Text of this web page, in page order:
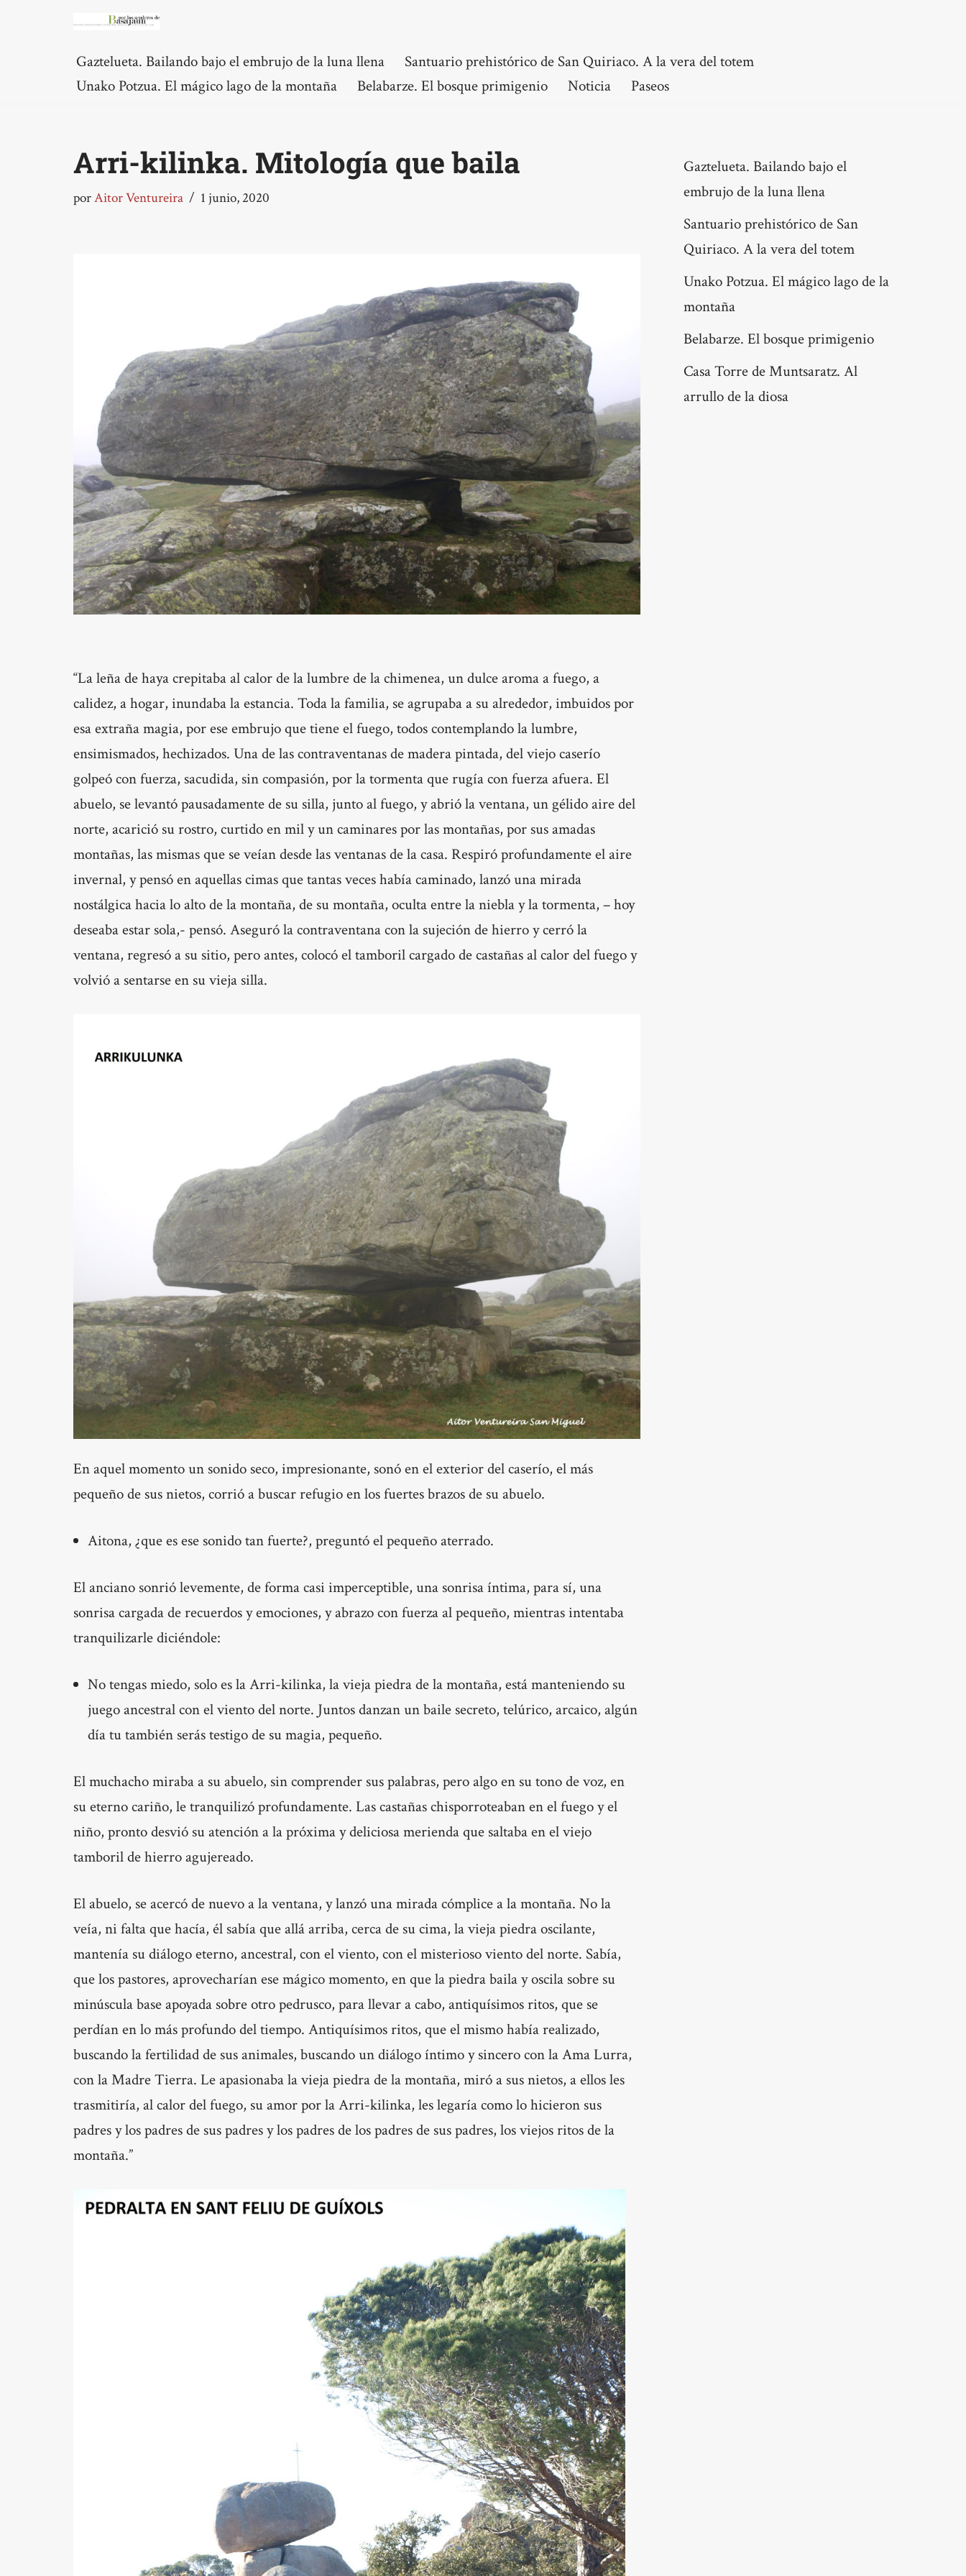
Gaztelueta. Bailando bajo el embrujo de la luna llena
Santuario prehistórico de San Quiriaco. A la vera del totem
Unako Potzua. El mágico lago de la montaña
Belabarze. El bosque primigenio Noticia Paseos
Arri-kilinka. Mitología que baila
porAitor Ventureira 1 junio, 2020
“La leña de haya crepitaba al calor de la lumbre de la chimenea, un dulce aroma a fuego, a
calidez, a hogar, inundaba la estancia. Toda la familia, se agrupaba a su alrededor, imbuidos por
esa extraña magia, por ese embrujo que tiene el fuego, todos contemplando la lumbre,
ensimismados, hechizados. Una de las contraventanas de madera pintada, del viejo caserío
golpeó con fuerza, sacudida, sin compasión, por la tormenta que rugía con fuerza afuera. El
abuelo, se levantó pausadamente de su silla, junto al fuego, y abrió la ventana, un gélido aire del
norte, acarició su rostro, curtido en mil y un caminares por las montañas, por sus amadas
montañas, las mismas que se veían desde las ventanas de la casa. Respiró profundamente el aire
invernal, y pensó en aquellas cimas que tantas veces había caminado, lanzó una mirada
nostálgica hacia lo alto de la montaña, de su montaña, oculta entre la niebla y la tormenta, – hoy
deseaba estar sola,- pensó. Aseguró la contraventana con la sujeción de hierro y cerró la
ventana, regresó a su sitio, pero antes, colocó el tamboril cargado de castañas al calor del fuego y
volvió a sentarse en su vieja silla.
En aquel momento un sonido seco, impresionante, sonó en el exterior del caserío, el más
pequeño de sus nietos, corrió a buscar refugio en los fuertes brazos de su abuelo.
Aitona, ¿que es ese sonido tan fuerte?, preguntó el pequeño aterrado.
El anciano sonrió levemente, de forma casi imperceptible, una sonrisa íntima, para sí, una
sonrisa cargada de recuerdos y emociones, y abrazo con fuerza al pequeño, mientras intentaba
tranquilizarle diciéndole:
No tengas miedo, solo es la Arri-kilinka, la vieja piedra de la montaña, está manteniendo su
juego ancestral con el viento del norte. Juntos danzan un baile secreto, telúrico, arcaico, algún
día tu también serás testigo de su magia, pequeño.
El muchacho miraba a su abuelo, sin comprender sus palabras, pero algo en su tono de voz, en
su eterno cariño, le tranquilizó profundamente. Las castañas chisporroteaban en el fuego y el
niño, pronto desvió su atención a la próxima y deliciosa merienda que saltaba en el viejo
tamboril de hierro agujereado.
El abuelo, se acercó de nuevo a la ventana, y lanzó una mirada cómplice a la montaña. No la
veía, ni falta que hacía, él sabía que allá arriba, cerca de su cima, la vieja piedra oscilante,
mantenía su diálogo eterno, ancestral, con el viento, con el misterioso viento del norte. Sabía,
que los pastores, aprovecharían ese mágico momento, en que la piedra baila y oscila sobre su
minúscula base apoyada sobre otro pedrusco, para llevar a cabo, antiquísimos ritos, que se
perdían en lo más profundo del tiempo. Antiquísimos ritos, que el mismo había realizado,
buscando la fertilidad de sus animales, buscando un diálogo íntimo y sincero con la Ama Lurra,
con la Madre Tierra. Le apasionaba la vieja piedra de la montaña, miró a sus nietos, a ellos les
trasmitiría, al calor del fuego, su amor por la Arri-kilinka, les legaría como lo hicieron sus
padres y los padres de sus padres y los padres de los padres de sus padres, los viejos ritos de la
montaña.”
Gaztelueta. Bailando bajo el
embrujo de la luna llena
Santuario prehistórico de San
Quiriaco. A la vera del totem
Unako Potzua. El mágico lago de la
montaña
Belabarze. El bosque primigenio
Casa Torre de Muntsaratz. Al
arrullo de la diosa